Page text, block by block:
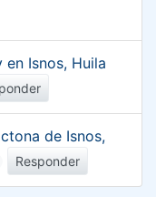
Isnos, Huila
de Isnos,
Responder